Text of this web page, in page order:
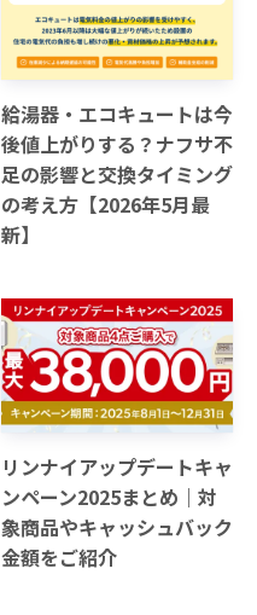
給湯器・エコキュートは今
後値上がりする？ナフサ不
足の影響と交換タイミング
の考え方【2026年5月最
新】
リンナイアップデートキャ
ンペーン2025まとめ｜対
象商品やキャッシュバック
金額をご紹介